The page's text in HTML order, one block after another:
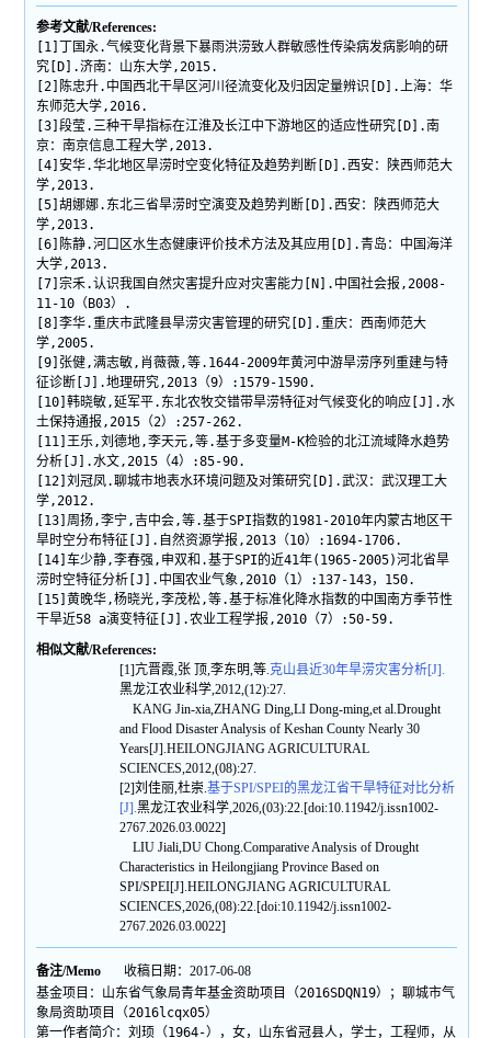
参考文献/References:
[1]丁国永.气候变化背景下暴雨洪涝致人群敏感性传染病发病影响的研
究[D].济南：山东大学,2015.
[2]陈忠升.中国西北干旱区河川径流变化及归因定量辨识[D].上海：华
东师范大学,2016.
[3]段莹.三种干旱指标在江淮及长江中下游地区的适应性研究[D].南
京：南京信息工程大学,2013.
[4]安华.华北地区旱涝时空变化特征及趋势判断[D].西安：陕西师范大
学,2013.
[5]胡娜娜.东北三省旱涝时空演变及趋势判断[D].西安：陕西师范大
学,2013.
[6]陈静.河口区水生态健康评价技术方法及其应用[D].青岛：中国海洋
大学,2013.
[7]宗禾.认识我国自然灾害提升应对灾害能力[N].中国社会报,2008-
11-10（B03）.
[8]李华.重庆市武隆县旱涝灾害管理的研究[D].重庆：西南师范大
学,2005.
[9]张健,满志敏,肖薇薇,等.1644-2009年黄河中游旱涝序列重建与特
征诊断[J].地理研究,2013（9）:1579-1590.
[10]韩晓敏,延军平.东北农牧交错带旱涝特征对气候变化的响应[J].水
土保持通报,2015（2）:257-262.
[11]王乐,刘德地,李天元,等.基于多变量M-K检验的北江流域降水趋势
分析[J].水文,2015（4）:85-90.
[12]刘冠凤.聊城市地表水环境问题及对策研究[D].武汉：武汉理工大
学,2012.
[13]周扬,李宁,吉中会,等.基于SPI指数的1981-2010年内蒙古地区干
旱时空分布特征[J].自然资源学报,2013（10）:1694-1706.
[14]车少静,李春强,申双和.基于SPI的近41年(1965-2005)河北省旱
涝时空特征分析[J].中国农业气象,2010（1）:137-143，150.
[15]黄晚华,杨晓光,李茂松,等.基于标准化降水指数的中国南方季节性
干旱近58 a演变特征[J].农业工程学报,2010（7）:50-59.
相似文献/References:
[1]亢晋霞,张 顶,李东明,等.克山县近30年旱涝灾害分析[J].
黑龙江农业科学,2012,(12):27.
KANG Jin-xia,ZHANG Ding,LI Dong-ming,et al.Drought
and Flood Disaster Analysis of Keshan County Nearly 30
Years[J].HEILONGJIANG AGRICULTURAL
SCIENCES,2012,(08):27.
[2]刘佳丽,杜崇.基于SPI/SPEI的黑龙江省干旱特征对比分析
[J].黑龙江农业科学,2026,(03):22.[doi:10.11942/j.issn1002-
2767.2026.03.0022]
LIU Jiali,DU Chong.Comparative Analysis of Drought
Characteristics in Heilongjiang Province Based on
SPI/SPEI[J].HEILONGJIANG AGRICULTURAL
SCIENCES,2026,(08):22.[doi:10.11942/j.issn1002-
2767.2026.03.0022]
备注/Memo
收稿日期：2017-06-08
基金项目：山东省气象局青年基金资助项目（2016SDQN19）；聊城市气
象局资助项目（2016lcqx05）
第一作者简介：刘顼（1964-），女，山东省冠县人，学士，工程师，从